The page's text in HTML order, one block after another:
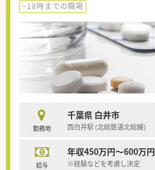
~18時までの職場
勤務地
千葉県 白井市
西白井駅 (北総鉄道北総線)
給与
年収450万円～600万円
※経験などを考慮し決定